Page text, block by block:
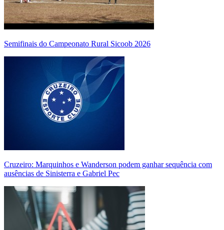
Semifinais do Campeonato Rural Sicoob 2026
Cruzeiro: Marquinhos e Wanderson podem ganhar sequência com
ausências de Sinisterra e Gabriel Pec